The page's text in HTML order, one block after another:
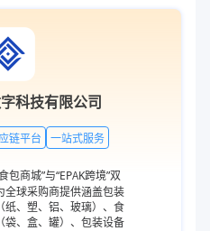
科技有限公司
链平台 一站式服务
包商城”与“EPAK跨境”双
全球采购商提供涵盖包装
纸、塑、铝、玻璃）、食
袋、盒、罐）、包装设备